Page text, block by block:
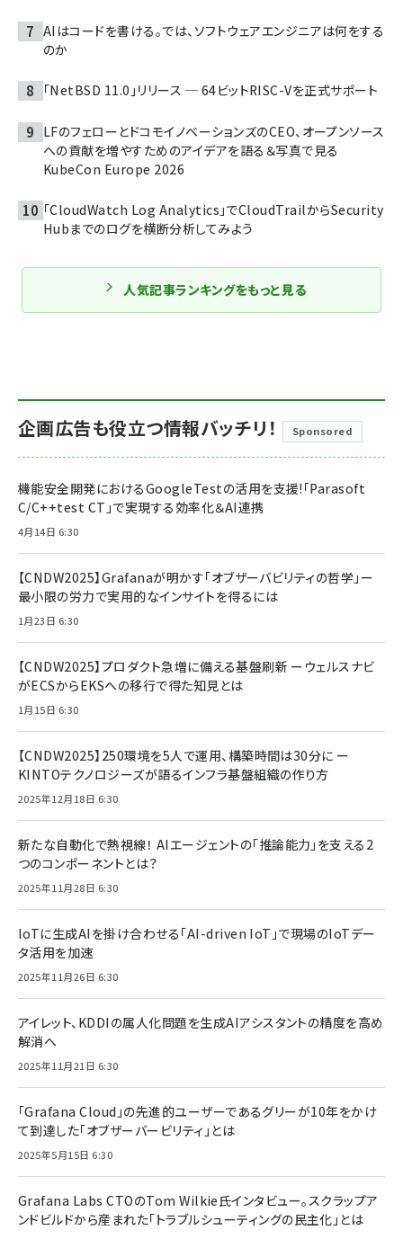
AIはコードを書ける。では、ソフトウェアエンジニアは何をする
のか
「NetBSD 11.0」リリース ─ 64ビットRISC-Vを正式サポート
LFのフェローとドコモイノベーションズのCEO、オープンソース
への貢献を増やすためのアイデアを語る＆写真で見る
KubeCon Europe 2026
「CloudWatch Log Analytics」でCloudTrailからSecurity
Hubまでのログを横断分析してみよう
人気記事ランキングをもっと見る
企画広告も役立つ情報バッチリ！ Sponsored
機能安全開発におけるGoogleTestの活用を支援!「Parasoft
C/C++test CT」で実現する効率化＆AI連携
4月14日 6:30
【CNDW2025】Grafanaが明かす「オブザーバビリティの哲学」ー
最小限の労力で実用的なインサイトを得るには
1月23日 6:30
【CNDW2025】プロダクト急増に備える基盤刷新 ーウェルスナビ
がECSからEKSへの移行で得た知見とは
1月15日 6:30
【CNDW2025】250環境を5人で運用、構築時間は30分に ー
KINTOテクノロジーズが語るインフラ基盤組織の作り方
2025年12月18日 6:30
新たな自動化で熱視線！ AIエージェントの「推論能力」を支える2
つのコンポーネントとは？
2025年11月28日 6:30
IoTに生成AIを掛け合わせる「AI-driven IoT」で現場のIoTデー
タ活用を加速
2025年11月26日 6:30
アイレット、KDDIの属人化問題を生成AIアシスタントの精度を高め
解消へ
2025年11月21日 6:30
「Grafana Cloud」の先進的ユーザーであるグリーが10年をかけ
て到達した「オブザーバービリティ」とは
2025年5月15日 6:30
Grafana Labs CTOのTom Wilkie氏インタビュー。スクラップア
ンドビルドから産まれた「トラブルシューティングの民主化」とは